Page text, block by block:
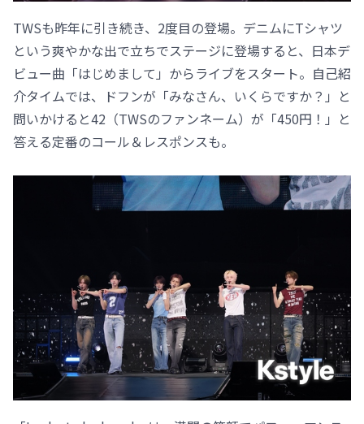
TWSも昨年に引き続き、2度目の登場。デニムにTシャツ
という爽やかな出で立ちでステージに登場すると、日本デ
ビュー曲「はじめまして」からライブをスタート。自己紹
介タイムでは、ドフンが「みなさん、いくらですか？」と
問いかけると42（TWSのファンネーム）が「450円！」と
答える定番のコール＆レスポンスも。